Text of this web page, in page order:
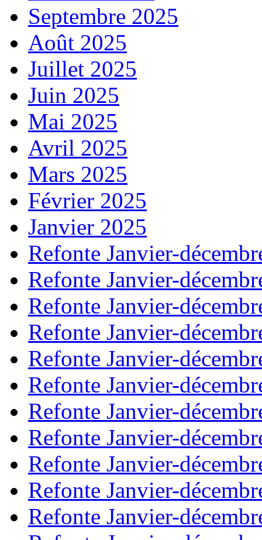
Septembre 2025
Août 2025
Juillet 2025
Juin 2025
Mai 2025
Avril 2025
Mars 2025
Février 2025
Janvier 2025
Refonte Janvier-
Refonte Janvier-
Refonte Janvier-
Refonte Janvier-
Refonte Janvier-
Refonte Janvier-
Refonte Janvier-
Refonte Janvier-
Refonte Janvier-
Refonte Janvier-
Refonte Janvier-